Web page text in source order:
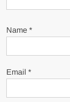
Name*
Email*